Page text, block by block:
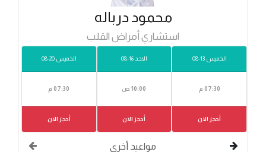
محمود درباله
استشاري أمراض القلب
الخميس 13-08
07:30 م
أحجز الان
الاحد 16-08
10:00 ص
أحجز الان
الخميس 20-08
07:30 م
أحجز الان
مواعيد أخرى